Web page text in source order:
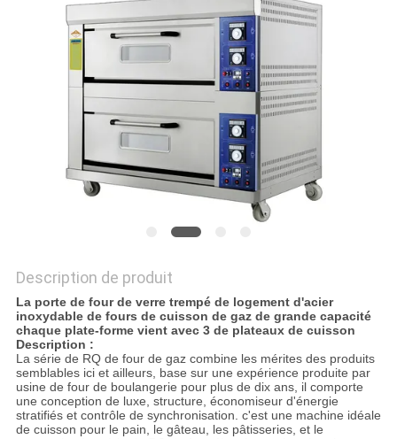
PRIVACY
Description de produit
La porte de four de verre trempé de logement d'acier
inoxydable de fours de cuisson de gaz de grande capacité
chaque plate-forme vient avec 3 de plateaux de cuisson
Description :
La série de RQ de four de gaz combine les mérites des produits
semblables ici et ailleurs, base sur une expérience produite par
usine de four de boulangerie pour plus de dix ans, il comporte
une conception de luxe, structure, économiseur d'énergie
stratifiés et contrôle de synchronisation. c'est une machine idéale
de cuisson pour le pain, le gâteau, les pâtisseries, et le